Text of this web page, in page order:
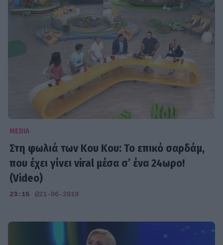
MEDIA
Στη φωλιά των Κου Κου: Το επικό σαρδάμ,
που έχει γίνει viral μέσα σ’ ένα 24ωρο!
(Video)
23:15 @21-06-2019